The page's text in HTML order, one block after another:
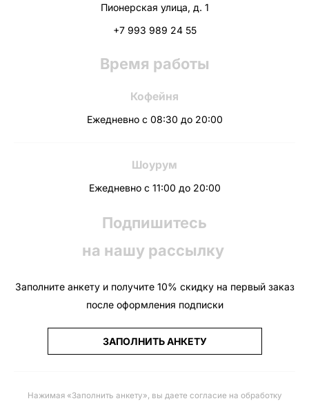
Пионерская улица, д. 1
+7 993 989 24 55
Время работы
Кофейня
Ежедневно с 08:30 до 20:00
Шоурум
Ежедневно с 11:00 до 20:00
Подпишитесь
на нашу рассылку
Заполните анкету и получите 10% скидку на первый заказ
после оформления подписки
ЗАПОЛНИТЬ АНКЕТУ
Нажимая «Заполнить анкету», вы даете согласие на обработку